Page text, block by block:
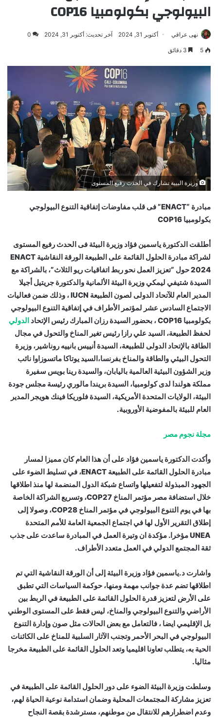
البيولوجي بكولومبيا COP16
نهى عراقي أكتوبر 31, 2024 آخر تحديث: أكتوبر 31, 2024 0
5
وزيرة البيية تشارك في الحدث رفيع المستوى
مبادرة “ENACT” فى قلب مفاوضات إتفاقية التنوع البيولوجي
بكولومبيا COP16
أطلقت الدكتورة ياسمين فؤاد وزيرة البيئة فى الحدث رفيع المستوى
لشراكة مبادرة الحلول القائمة على الطبيعة الورقة النقاشية ENACT
2024 حول “تعزيز العمل نحو ربط اتفاقيات ريو الثلاث”، بالشراكة مع
السيدة شتيفي ليمكي وزيرة البيئة الألمانية والدكتورة جريتيل أجيلا
المدير العام للآتحاد الدولى لصون الطبيعة IUCN ، وذلك ضمن فعاليات
الاجتماع السادس عشر لمؤتمر الأطراف في إتفاقية التنوع البيولوجي
بكولومبيا COP16 ، بحضور السيدة رزان المبارك رئيس الإتحاد
الدولي
لحفظ الطبيعة، السيد علي رازا رئيس تغير المناخ والتحول في مجال
الطاقة بالإتحاد الدولى للطبيعة، السيدة أنييس بانييه روناشير، وزيرة
التحول البيئي والطاقة والمناخ بفرنسا،السيد يوتاكا ماتسوزاوا نائب
وزير الشؤون البيئية العالمية باليابان، والسيدة رينا بويس سفيرة
مملكة هولندا لدى كولومبيا، السيدة بريندا مالوري رئيسة مجلس جودة
البيئة، الولايات المتحدة الأمريكية، السيدة فلوريكا فينك هويجر المدير
العام للبيئة بالمفوضية الأوروبية.
مجلة نجوم مصر
وأكدت الدكتورة ياسمين فؤاد على أن هذا العام كان مميزا لمسار
مبادرة الحلول القائمة على الطبيعة ENACT، في تسليط الضوء على
الجهود المبذولة لتفعيلها واتساع شبكة الدول المنضمة لها منذ اطلاقها
خلال استضافة مصر مؤتمر المناخ COP27، وتسريع الشراكة الخاصة
بها في يوم التنوع البيولوجي في مؤتمر المناخ COP28، وصولا إلى
إطلاق التقرير الأول لها في اجتماع الجمعية العامة للأمم المتحدة
UNEA مؤخرا. مؤكدة ان وتيرة العمل في المبادرة ساعدت على جذب
ثقة المجتمع الدولي في العمل متعدد الأطراف.
واشارت د.ياسمين فؤاد وزيرة البيئة إلى أن الورقة النقاشية التي تم
اطلاقها تضم عدة جوانب مهمة ومنها، حوكمة السياسات التي تطبق
على الأرض لتعزيز قدرة الحلول القائمة على الطبيعة في الربط بين
الأراضي والتنوع البيولوجي والمناخ، ليس فقط على المستوى الوطني
بل الإقليمي ايضا ، فالتعامل مع بعض الحالات مثل صون وإدارة التنوع
البيولوجي في البحر الأحمر وتجنب الآثار السلبية للمناخ على الكائنات
الحية به، يتطلب تعاونا اقليميا وتعد الحلول القائمة على الطبيعة مخرجا
مثاليا.
وسلطت وزيرة البيئة الضوء على دور الحلول القائمة على الطبيعة في
تعزيز مشاركة المجتمعات المحلية وضمان استدامة نوعية الحياة لهم،
وعدم اضطرارهم للانتقال من موطنهم، مسترشدة بقصة النجاح